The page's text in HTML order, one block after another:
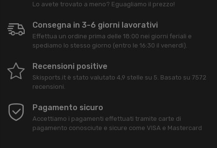
Lo avete trovato a meno? Eguagliamo il prezzo!
Consegna in 3-6 giorni lavorativi
Effettua un ordine prima delle 18:00 nei giorni feriali e
spediamo lo stesso giorno (entro le 16:30 il venerdì).
Recensioni positive
Skisports.it è stato valutato 4,9 stelle su 5. Basato su 7572
recensioni.
Pagamento sicuro
Accettiamo i pagamenti effettuati tramite carte di
pagamento conosciute e sicure come VISA e Mastercard